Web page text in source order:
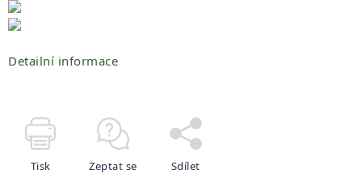
Detailní informace
Tisk Zeptat se Sdílet